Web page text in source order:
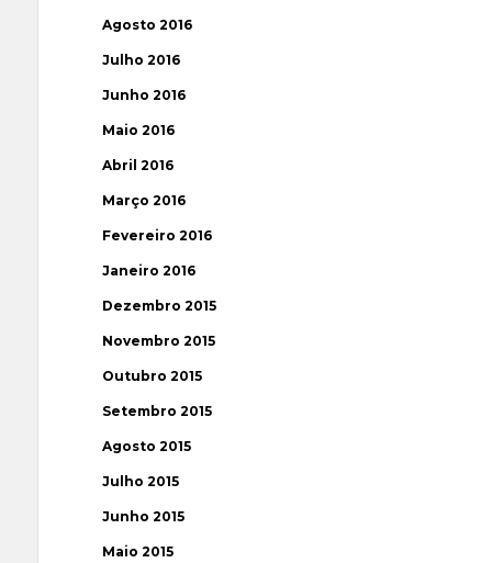
Agosto 2016
Julho 2016
Junho 2016
Maio 2016
Abril 2016
Março 2016
Fevereiro 2016
Janeiro 2016
Dezembro 2015
Novembro 2015
Outubro 2015
Setembro 2015
Agosto 2015
Julho 2015
Junho 2015
Maio 2015